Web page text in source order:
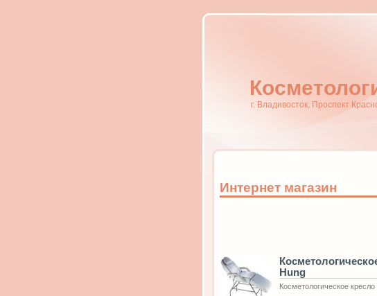
г. Владивосток, Проспект
Интернет магазин
Hung
Косметологическое